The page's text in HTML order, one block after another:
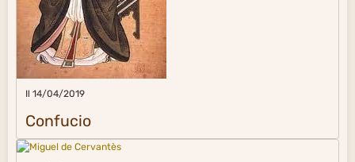
Il 14/04/2019
Confucio